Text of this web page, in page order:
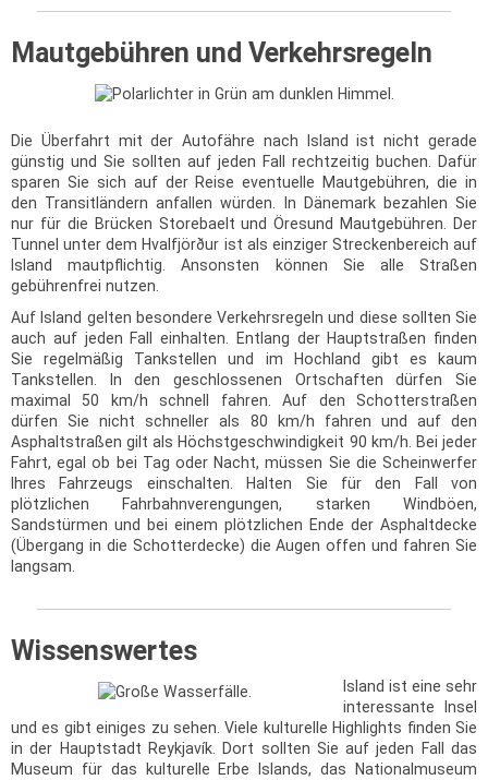
Mautgebühren und Verkehrsregeln
Die Überfahrt mit der Autofähre nach Island ist nicht gerade
günstig und Sie sollten auf jeden Fall rechtzeitig buchen. Dafür
sparen Sie sich auf der Reise eventuelle Mautgebühren, die in
den Transitländern anfallen würden. In Dänemark bezahlen Sie
nur für die Brücken Storebaelt und Öresund Mautgebühren. Der
Tunnel unter dem Hvalfjörður ist als einziger Streckenbereich auf
Island mautpflichtig. Ansonsten können Sie alle Straßen
gebührenfrei nutzen.
Auf Island gelten besondere Verkehrsregeln und diese sollten Sie
auch auf jeden Fall einhalten. Entlang der Hauptstraßen finden
Sie regelmäßig Tankstellen und im Hochland gibt es kaum
Tankstellen. In den geschlossenen Ortschaften dürfen Sie
maximal 50 km/h schnell fahren. Auf den Schotterstraßen
dürfen Sie nicht schneller als 80 km/h fahren und auf den
Asphaltstraßen gilt als Höchstgeschwindigkeit 90 km/h. Bei jeder
Fahrt, egal ob bei Tag oder Nacht, müssen Sie die Scheinwerfer
Ihres Fahrzeugs einschalten. Halten Sie für den Fall von
plötzlichen Fahrbahnverengungen, starken Windböen,
Sandstürmen und bei einem plötzlichen Ende der Asphaltdecke
(Übergang in die Schotterdecke) die Augen offen und fahren Sie
langsam.
Wissenswertes
Island ist eine sehr
interessante Insel
und es gibt einiges zu sehen. Viele kulturelle Highlights finden Sie
in der Hauptstadt Reykjavík. Dort sollten Sie auf jeden Fall das
Museum für das kulturelle Erbe Islands, das Nationalmuseum